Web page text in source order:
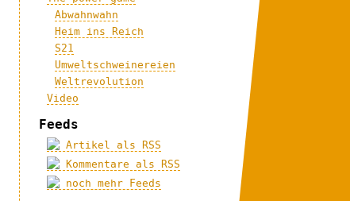
Abwahnwahn
Heim ins Reich
S21
Umweltschweinereien
Weltrevolution
Video
Feeds
Artikel als RSS
Kommentare als RSS
noch mehr Feeds